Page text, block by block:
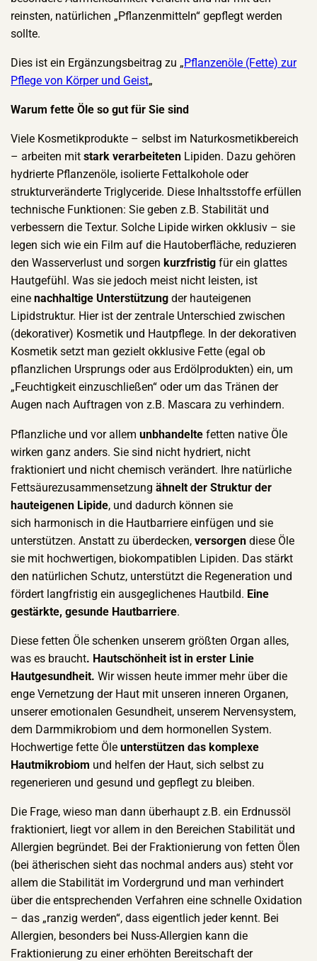
reinsten, natürlichen „Pflanzenmitteln“ gepflegt werden
sollte.
Dies ist ein Ergänzungsbeitrag zu „Pflanzenöle (Fette) zur
Pflege von Körper und Geist„
Warum fette Öle so gut für Sie sind
Viele Kosmetikprodukte – selbst im Naturkosmetikbereich
– arbeiten mitstark verarbeiteten Lipiden. Dazu gehören
hydrierte Pflanzenöle, isolierte Fettalkohole oder
strukturveränderte Triglyceride. Diese Inhaltsstoffe erfüllen
technische Funktionen: Sie geben z.B. Stabilität und
verbessern die Textur. Solche Lipide wirken okklusiv – sie
legen sich wie ein Film auf die Hautoberfläche, reduzieren
den Wasserverlust und sorgen kurzfristig für ein glattes
Hautgefühl. Was sie jedoch meist nicht leisten, ist
einenachhaltige Unterstützung der hauteigenen
Lipidstruktur. Hier ist der zentrale Unterschied zwischen
(dekorativer) Kosmetik und Hautpflege. In der dekorativen
Kosmetik setzt man gezielt okklusive Fette (egal ob
pflanzlichen Ursprungs oder aus Erdölprodukten) ein, um
„Feuchtigkeit einzuschließen“ oder um das Tränen der
Augen nach Auftragen von z.B. Mascara zu verhindern.
Pflanzliche und vor allemunbhandelte fetten native Öle
wirken ganz anders. Sie sind nicht hydriert, nicht
fraktioniert und nicht chemisch verändert. Ihre natürliche
Fettsäurezusammensetzungähnelt der Struktur der
hauteigenen Lipide, und dadurch können sie
sich harmonisch in die Hautbarriere einfügen und sie
unterstützen. Anstatt zu überdecken,versorgen diese Öle
sie mit hochwertigen, biokompatiblen Lipiden. Das stärkt
den natürlichen Schutz, unterstützt die Regeneration und
fördert langfristig ein ausgeglichenes Hautbild. Eine
gestärkte, gesunde Hautbarriere.
Diese fetten Öle schenken unserem größten Organ alles,
was es braucht. Hautschönheit ist in erster Linie
Hautgesundheit. Wir wissen heute immer mehr über die
enge Vernetzung der Haut mit unseren inneren Organen,
unserer emotionalen Gesundheit, unserem Nervensystem,
dem Darmmikrobiom und dem hormonellen System.
Hochwertige fette Öleunterstützen das komplexe
Hautmikrobiom und helfen der Haut, sich selbst zu
regenerieren und gesund und gepflegt zu bleiben.
Die Frage, wieso man dann überhaupt z.B. ein Erdnussöl
fraktioniert, liegt vor allem in den Bereichen Stabilität und
Allergien begründet. Bei der Fraktionierung von fetten Ölen
(bei ätherischen sieht das nochmal anders aus) steht vor
allem die Stabilität im Vordergrund und man verhindert
über die entsprechenden Verfahren eine schnelle Oxidation
– das „ranzig werden“, dass eigentlich jeder kennt. Bei
Allergien, besonders bei Nuss-Allergien kann die
Fraktionierung zu einer erhöhten Bereitschaft der